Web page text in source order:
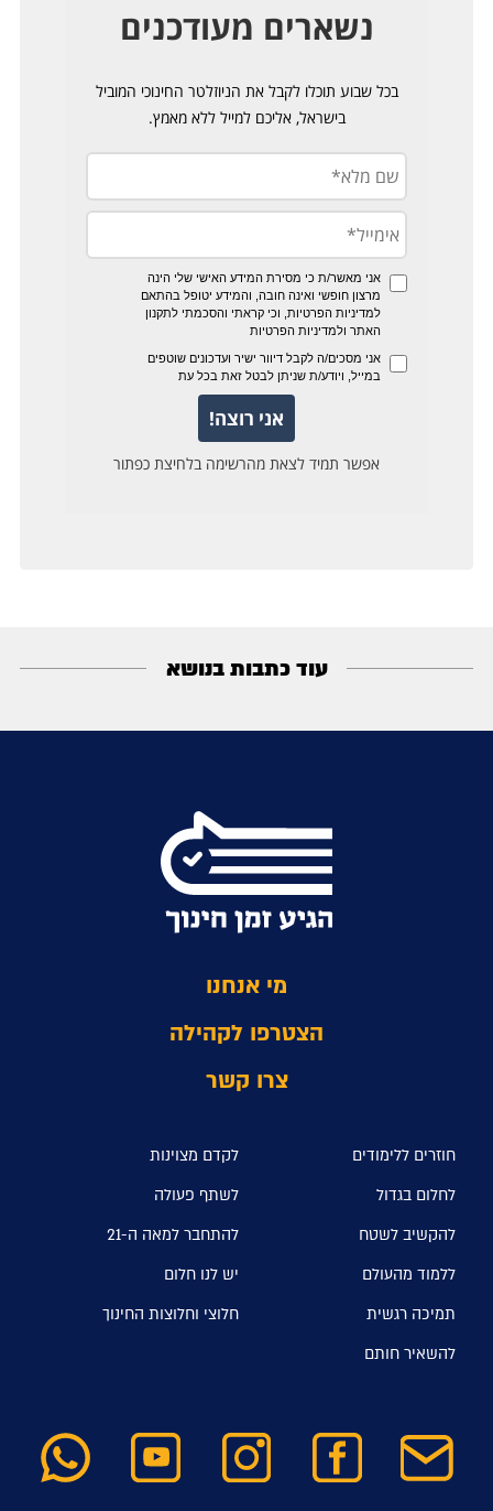
עוד כתבות בנושא
מי אנחנו
הצטרפו לקהילה
צרו קשר
חוזרים ללימודים
לקדם מצוינות
לחלום בגדול
לשתף פעולה
להקשיב לשטח
להתחבר למאה ה-21
ללמוד מהעולם
יש לנו חלום
תמיכה רגשית
חלוצי וחלוצות החינוך
להשאיר חותם